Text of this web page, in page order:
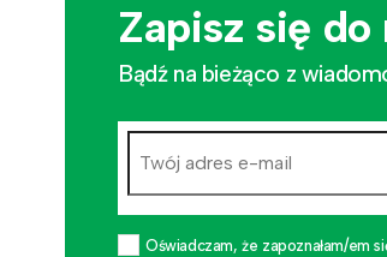
Zapisz się
Bądź na bieżąco z
Oświadczam, że zapoznałam/em